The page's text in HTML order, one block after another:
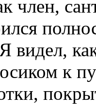
член,
видел,
к